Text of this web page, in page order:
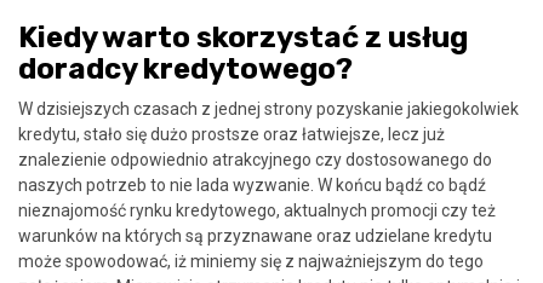
Kiedy warto skorzystać z usług
doradcy kredytowego?
W dzisiejszych czasach z jednej strony pozyskanie jakiegokolwiek
kredytu, stało się dużo prostsze oraz łatwiejsze, lecz już
znalezienie odpowiednio atrakcyjnego czy dostosowanego do
naszych potrzeb to nie lada wyzwanie. W końcu bądź co bądź
nieznajomość rynku kredytowego, aktualnych promocji czy też
warunków na których są przyznawane oraz udzielane kredytu
może spowodować, iż miniemy się z najważniejszym do tego